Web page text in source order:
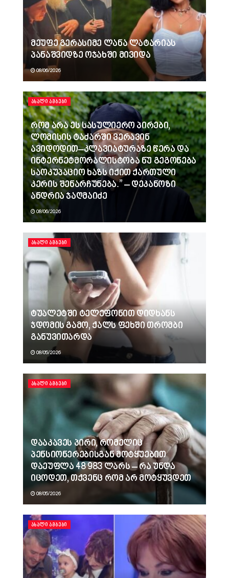
მეუფე გერასიმე ლანა ლატარიას
პანაშვიდზე ოჯახში მივიდა
08/06/2026
ᲐᲮᲐᲚᲘ ᲐᲛᲑᲔᲑᲘ
რომ არა ეს სასულიერო პირები,
ლომისის ტაძარში ვერავინ
ავიდოდით–კლავიატურაზე წერა და
ინტერნეტმორალისტობა ნუ გეგონება
საოკუპაციო ხაზს იქით ქართული
კერის შენარჩუნება.” – დეკანოზი
ანდრია ჯაღმაიძე
08/06/2026
ᲐᲮᲐᲚᲘ ᲐᲛᲑᲔᲑᲘ
ტუალეტში ტელეფონით დიდხანს
ჯდომის გამო, ქალს ფეხში თრომბი
განუვითარდა
08/05/2026
ᲐᲮᲐᲚᲘ ᲐᲛᲑᲔᲑᲘ
დააკავეს პირი, რომელიც
პენსიონერებისგან მოტყუებით
დაეუფლა 48 983 ლარს – რა უნდა
იცოდეთ, თქვენც რომ არ მოტყუვდეთ
08/05/2026
ᲐᲮᲐᲚᲘ ᲐᲛᲑᲔᲑᲘ